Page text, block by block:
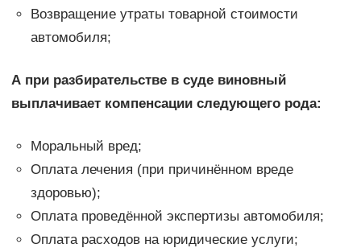
Возвращение утраты товарной стоимости
автомобиля;
А при разбирательстве в суде виновный
выплачивает компенсации следующего рода:
Моральный вред;
Оплата лечения (при причинённом вреде
здоровью);
Оплата проведённой экспертизы автомобиля;
Оплата расходов на юридические услуги;